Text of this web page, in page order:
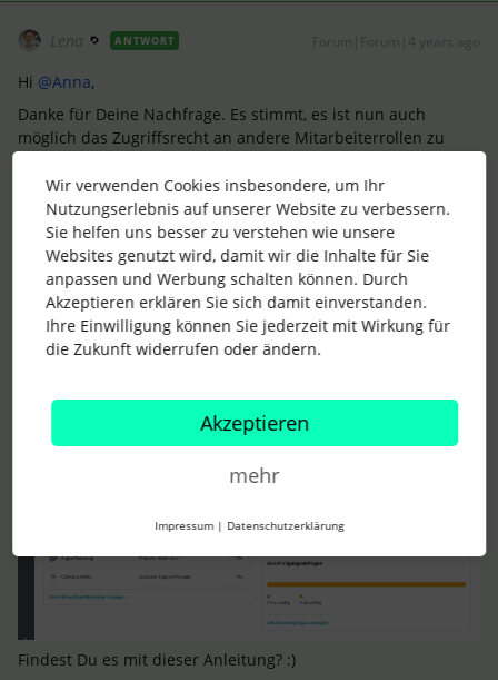
Lena ANTWORT
Hi @Anna,
Danke für Deine Nachfrage. Es stimmt, es ist nun auch
möglich das Zugriffsrecht an andere Mitarbeiterrollen zu
Mitarbeiterrollen > “Rolle” > Zugriffsrechte > Workflow-Übersicht
vornehmen.
Damit kann der Mitarbeitende sehen, welche
überfällig sind:
Findest Du es mit dieser Anleitung? :)
Wir verwenden Cookies insbesondere, um Ihr
Nutzungserlebnis auf unserer Website zu verbessern.
Sie helfen uns besser zu verstehen wie unsere
Websites genutzt wird, damit wir die Inhalte für Sie
anpassen und Werbung schalten können. Durch
Akzeptieren erklären Sie sich damit einverstanden.
Ihre Einwilligung können Sie jederzeit mit Wirkung für
die Zukunft widerrufen oder ändern.
Akzeptieren
mehr
Impressum | Datenschutzerklärung